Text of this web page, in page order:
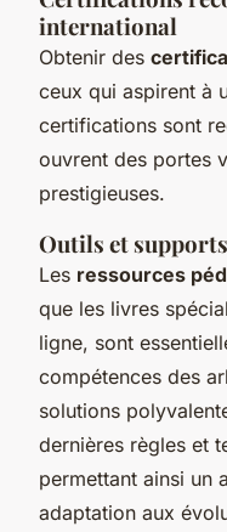
international
Obtenir des
ceux qui aspirent à
certifications sont
ouvrent des portes
prestigieuses.
Outils et
Les ressources
que les livres
ligne, sont
compétences des
solutions
dernières règles et
permettant ainsi un
adaptation aux